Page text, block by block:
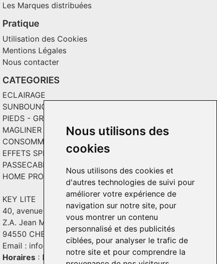
Nous utilisons des
cookies
Nous utilisons des cookies et
d'autres technologies de suivi pour
améliorer votre expérience de
navigation sur notre site, pour
vous montrer un contenu
personnalisé et des publicités
ciblées, pour analyser le trafic de
notre site et pour comprendre la
Les Marques distribuées
Pratique
Utilisation des Cookies
Mentions Légales
Nous contacter
CATEGORIES
ECLAIRAGE
SUNBOUNCE
PIEDS - GRIPS - TOILES
MAGLINER CHARIOTS
CONSOMMABLES / SOLS VINYL
EFFETS SPECIAUX ET INCRUSTATION
PASSECABLE
HOME PRODUCT
KEY LITE
40, avenue Georges Guynemer
Z.A. Jean Mermoz - Bât. C2
94550 CHEVILLY - LARUE
Email : info@keylite.com
Horaires : Du lundi au vendredi : 9h-13h & 14h-18h